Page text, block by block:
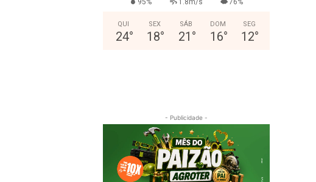
QUI
24°
SEX
18°
SÁB
21 °
DOM
16°
SEG
12°
- Publicidade -